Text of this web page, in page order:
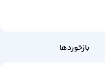
بازخوردها